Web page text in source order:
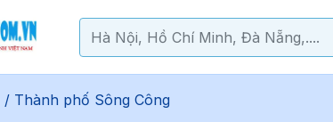
/ Thành phố Sông Công